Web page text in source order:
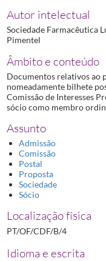
Autor intelectual
Sociedade Farmacêutica
Pimentel
Âmbito e conteúdo
Documentos relativos ao
nomeadamente bilhete
Comissão de Interesses
sócio como membro
Assunto
Admissão
Comissão
Postal
Proposta
Sociedade
Sócio
Localização física
PT/OF/CDF/B/4
Idioma e escrita